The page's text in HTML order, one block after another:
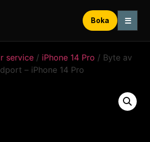
Boka ☰
service / iPhone 14 Pro / Byte av
– iPhone 14 Pro